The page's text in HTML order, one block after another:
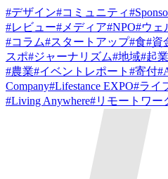
#デザイン#コミュニティ#
#レビュー# メディア#NPO#ウェ
#コラム#スタートアップ#食#資
スポ#ジャーナリズム#地域#起
#農業#イベントレポート #寄付#
Company#Lifestance EXPO#ライ
#Living Anywhere#リモートワー